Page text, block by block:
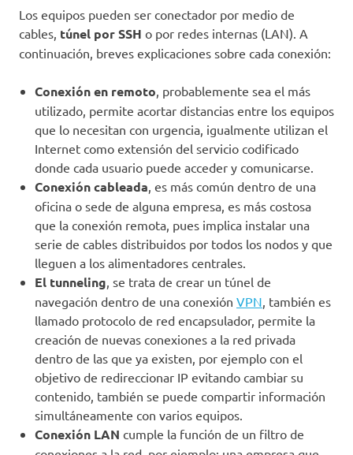
Los equipos pueden ser conectador por medio de
cables, túnel por SSH o por redes internas (LAN). A
continuación, breves explicaciones sobre cada conexión:
Conexión en remoto , probablemente sea el más
utilizado, permite acortar distancias entre los equipos
que lo necesitan con urgencia, igualmente utilizan el
Internet como extensión del servicio codificado
donde cada usuario puede acceder y comunicarse.
Conexión cableada , es más común dentro de una
oficina o sede de alguna empresa, es más costosa
que la conexión remota, pues implica instalar una
serie de cables distribuidos por todos los nodos y que
lleguen a los alimentadores centrales.
El tunneling , se trata de crear un túnel de
navegación dentro de una conexión VPN , también es
llamado protocolo de red encapsulador, permite la
creación de nuevas conexiones a la red privada
dentro de las que ya existen, por ejemplo con el
objetivo de redireccionar IP evitando cambiar su
contenido, también se puede compartir información
simultáneamente con varios equipos.
Conexión LAN cumple la función de un filtro de